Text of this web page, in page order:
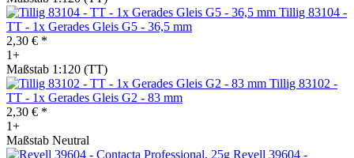
Tillig 83104 -
TT - 1x Gerades Gleis G5 - 36,5 mm
2,30 € *
1+
Maßstab 1:120 (TT)
Tillig 83102 -
TT - 1x Gerades Gleis G2 - 83 mm
2,30 € *
1+
Maßstab Neutral
Revell 39604 -